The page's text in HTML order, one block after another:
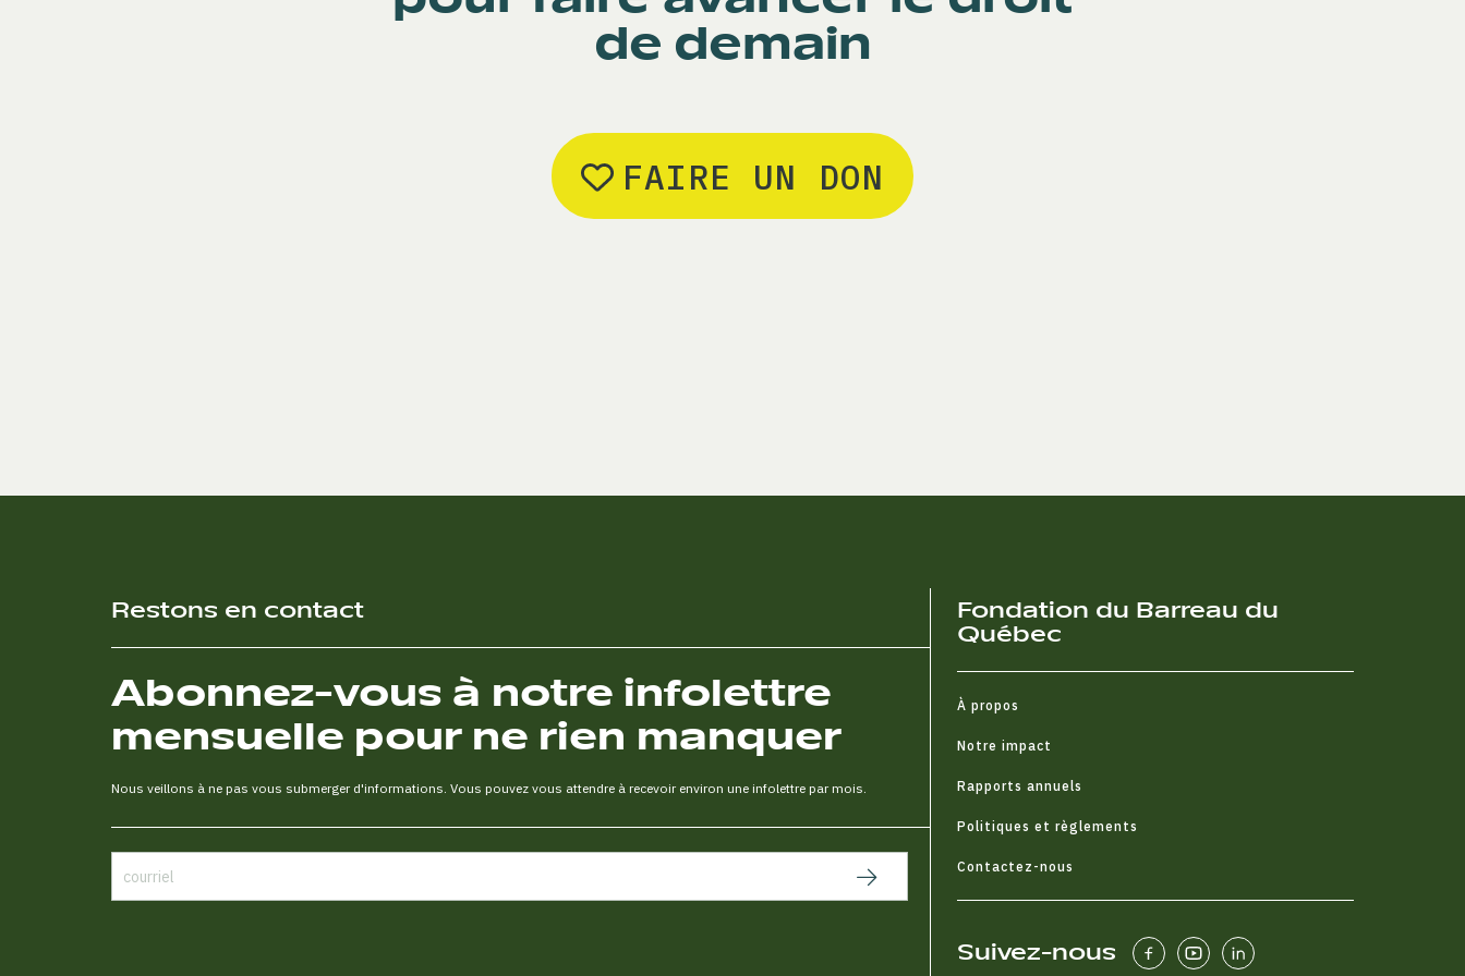
de demain
FAIRE UN DON
Restons en contact
Abonnez-vous à notre infolettre
mensuelle pour ne rien manquer
Nous veillons à ne pas vous submerger d'informations. Vous pouvez vous attendre à recevoir environ une infolettre par mois.
Fondation du Barreau du
Québec
À propos
Notre impact
Rapports annuels
Politiques et règlements
Contactez-nous
Suivez-nous